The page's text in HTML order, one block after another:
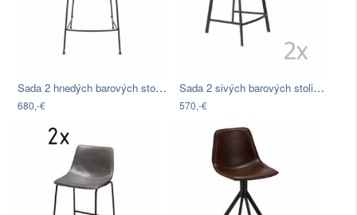
Sada 2 hnedých barových stoličiek…
680,-€
Sada 2 sivých barových stoličiek so…
570,-€